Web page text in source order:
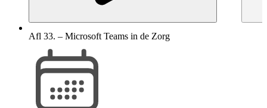
Afl 33. – Microsoft Teams in de Zorg